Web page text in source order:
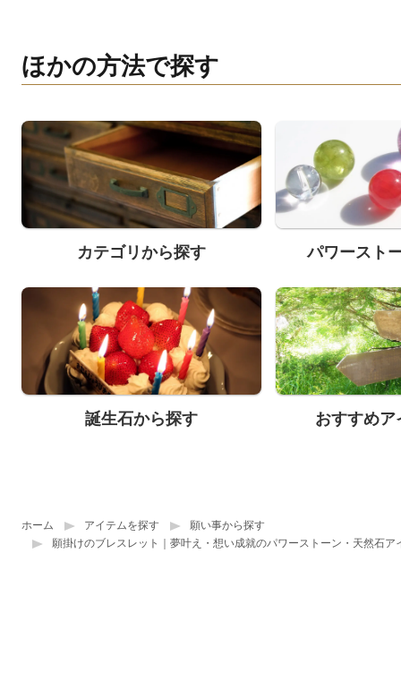
ほかの方法で探す
カテゴリから探す パワースト
誕生石から探す おすすめア
ホーム アイテムを探す
願い事から探す
願掛けのブレスレット｜夢叶え・想い成就のパワーストーン・天然石ア